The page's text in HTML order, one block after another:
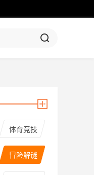
体育竞技
冒险解谜